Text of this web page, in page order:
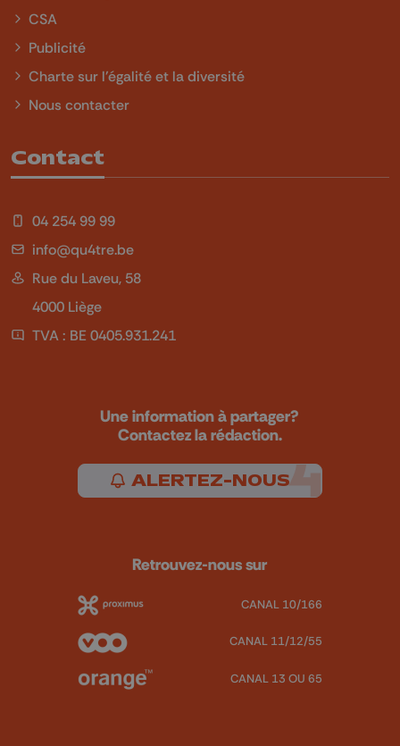
CSA
Publicité
Charte sur l'égalité et la diversité
Nous contacter
Contact
04 254 99 99
info@qu4tre.be
Rue du Laveu, 58
4000 Liège
TVA : BE 0405.931.241
Une information à partager?
Contactez la rédaction.
ALERTEZ-NOUS
Retrouvez-nous sur
CANAL 10/166
CANAL 11/12/55
CANAL 13 OU 65